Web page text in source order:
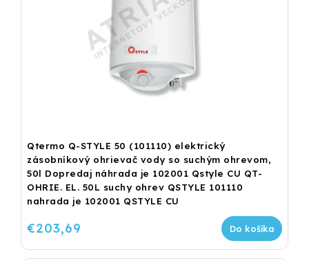
Qtermo Q-STYLE 50 (101110) elektrický
zásobníkový ohrievač vody so suchým ohrevom,
50l Dopredaj náhrada je 102001 Qstyle CU QT-
OHRIE. EL. 50L suchy ohrev QSTYLE 101110
nahrada je 102001 QSTYLE CU
€203,69 Do košíka